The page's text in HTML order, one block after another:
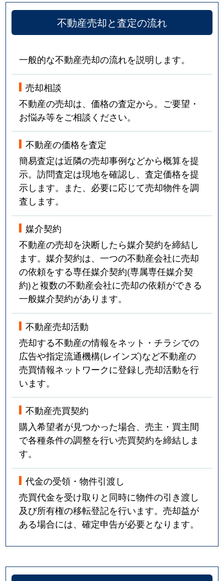
不動産売却と査定の流れ
一般的な不動産売却の流れを説明します。
売却相談
不動産の売却は、価格の査定から。ご要望・
お悩み等をご相談ください。
不動産の価格を査定
簡易査定は近隣の売却事例などから概算を提
示。訪問査定は現地を確認し、査定価格を提
示します。また、必要に応じて売却物件を調
査します。
媒介契約
不動産の売却を決断したら媒介契約を締結し
ます。媒介契約は、一つの不動産会社に売却
の依頼をする専任媒介契約(専属専任媒介契
約)と複数の不動産会社に売却の依頼ができる
一般媒介契約があります。
不動産売却活動
売却する不動産の情報をネット・チラシでの
広告や指定流通機構(レインズ)など不動産の
売買情報ネットワークに登録し売却活動を行
います。
不動産売買契約
購入希望者が見つかった場合、売主・買主間
で各種条件の調整を行い売買契約を締結しま
す。
代金の受領・物件引渡し
売買代金を受け取りと同時に物件の引き渡し
及び所有権の移転登記を行います。売却益が
ある場合には、確定申告が必要となります。